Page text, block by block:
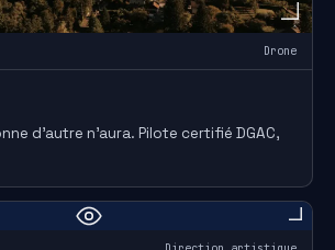
Drone
d'autre n'aura. Pilote certifié DGAC,